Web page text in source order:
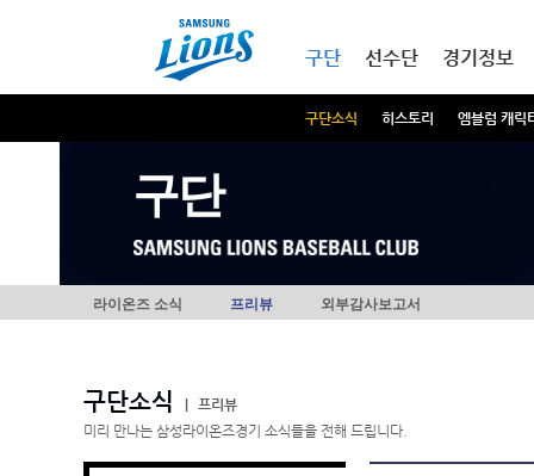
구단
구단소식 히스토리 엠블럼 캐릭
선수단 경기정보
구단
라이온즈 소식 프리뷰 외부감사보고서
구단소식
프리뷰
미리 만나는 삼성라이온즈경기 소식들을 전해 드립니다.